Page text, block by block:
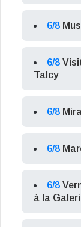
6/8
6/8
Talcy
6/8
6/8
6/8
à la